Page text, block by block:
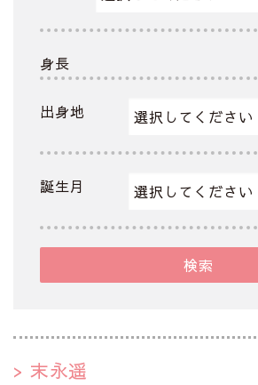
身長
出身地
誕生月
検索
末永遥